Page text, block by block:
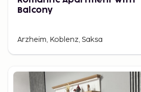
Balcony
Arzheim, Koblenz, Saksa